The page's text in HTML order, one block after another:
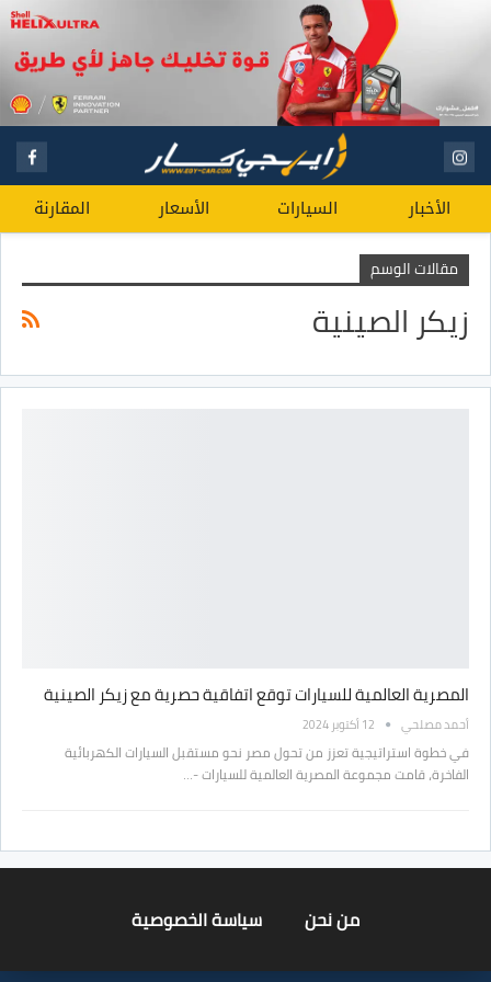
الأخبار السيارات الأسعار المقارنة
مقالات الوسم
زيكر الصينية
المصرية العالمية للسيارات توقع اتفاقية حصرية مع زيكر الصينية
أحمد مصلحي 12 أكتوبر 2024
في خطوة استراتيجية تعزز من تحول مصر نحو مستقبل السيارات الكهربائية
الفاخرة، قامت مجموعة المصرية العالمية للسيارات -…
من نحن سياسة الخصوصية